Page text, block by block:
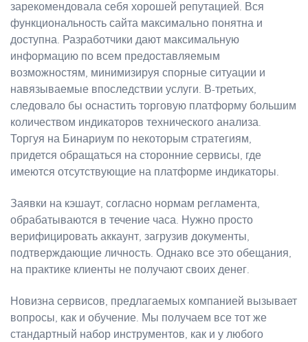
зарекомендовала себя хорошей репутацией. Вся
функциональность сайта максимально понятна и
доступна. Разработчики дают максимальную
информацию по всем предоставляемым
возможностям, минимизируя спорные ситуации и
навязываемые впоследствии услуги. В-третьих,
следовало бы оснастить торговую платформу большим
количеством индикаторов технического анализа.
Торгуя на Бинариум по некоторым стратегиям,
придется обращаться на сторонние сервисы, где
имеются отсутствующие на платформе индикаторы.
Заявки на кэшаут, согласно нормам регламента,
обрабатываются в течение часа. Нужно просто
верифицировать аккаунт, загрузив документы,
подтверждающие личность. Однако все это обещания,
на практике клиенты не получают своих денег.
Новизна сервисов, предлагаемых компанией вызывает
вопросы, как и обучение. Мы получаем все тот же
стандартный набор инструментов, как и у любого